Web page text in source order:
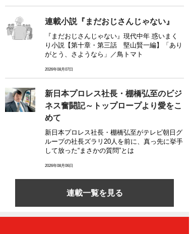
連載小説『まだおじさんじゃない』
『まだおじさんじゃない』現代中年 惑いまく
り小説【第十章・第三話 堅山賢一編】「あり
がとう、さようなら」／鳥トマト
2026年08月07日
新日本プロレス社長・棚橋弘至のビジ
ネス奮闘記～トップロープより愛をこ
めて
新日本プロレス社長・棚橋弘至がテレビ朝日グ
ループの社長ズラリ20人を前に、真っ先に挙手
して放った“まさかの質問”とは
2026年08月06日
連載一覧を見る